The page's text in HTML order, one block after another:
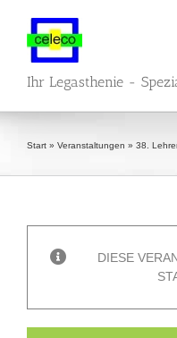
springen
Ihr Legasthenie -
Start » Veranstaltungen » 38.
DIESE